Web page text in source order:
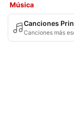
Música
Canciones
Canciones más